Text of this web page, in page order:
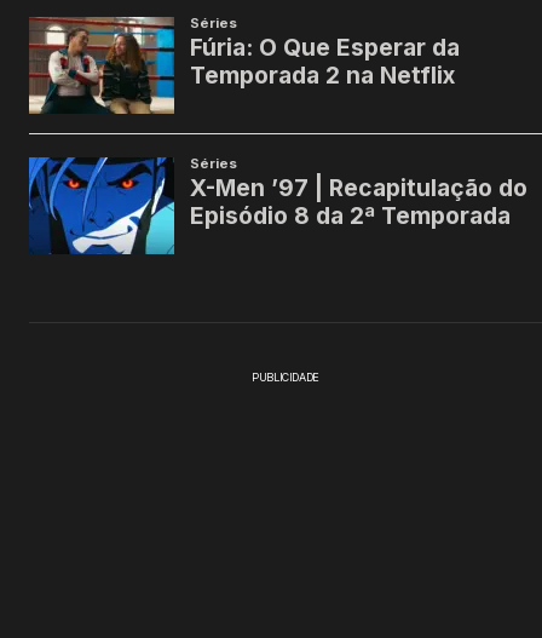
PUBLICIDADE